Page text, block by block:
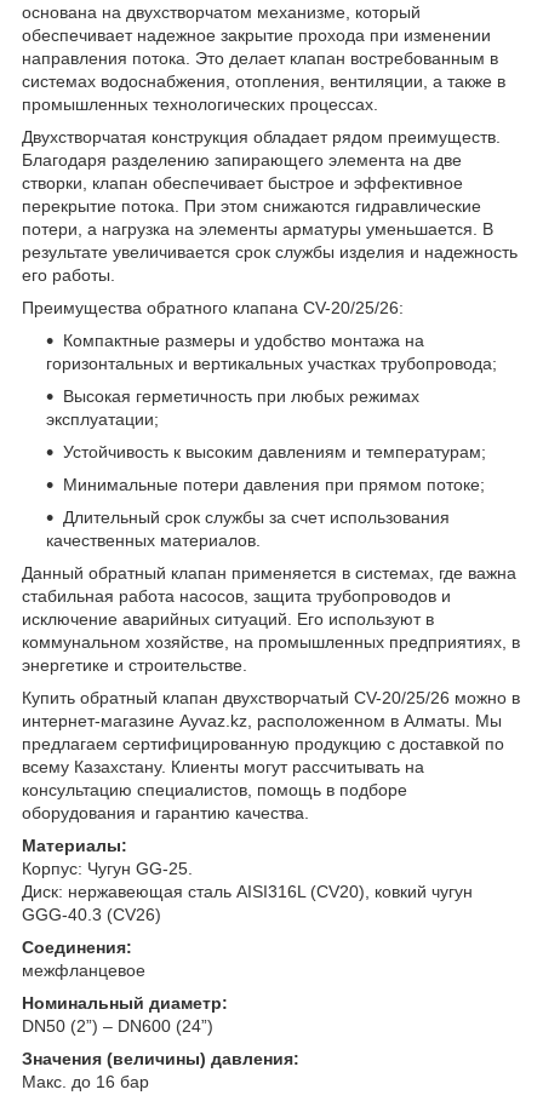
основана на двухстворчатом механизме, который
обеспечивает надежное закрытие прохода при изменении
направления потока. Это делает клапан востребованным в
системах водоснабжения, отопления, вентиляции, а также в
промышленных технологических процессах.
Двухстворчатая конструкция обладает рядом преимуществ.
Благодаря разделению запирающего элемента на две
створки, клапан обеспечивает быстрое и эффективное
перекрытие потока. При этом снижаются гидравлические
потери, а нагрузка на элементы арматуры уменьшается. В
результате увеличивается срок службы изделия и надежность
его работы.
Преимущества обратного клапана CV-20/25/26:
Компактные размеры и удобство монтажа на
горизонтальных и вертикальных участках трубопровода;
Высокая герметичность при любых режимах
эксплуатации;
Устойчивость к высоким давлениям и температурам;
Минимальные потери давления при прямом потоке;
Длительный срок службы за счет использования
качественных материалов.
Данный обратный клапан применяется в системах, где важна
стабильная работа насосов, защита трубопроводов и
исключение аварийных ситуаций. Его используют в
коммунальном хозяйстве, на промышленных предприятиях, в
энергетике и строительстве.
Купить обратный клапан двухстворчатый CV-20/25/26 можно в
интернет-магазине Ayvaz.kz, расположенном в Алматы. Мы
предлагаем сертифицированную продукцию с доставкой по
всему Казахстану. Клиенты могут рассчитывать на
консультацию специалистов, помощь в подборе
оборудования и гарантию качества.
Материалы:
Корпус: Чугун GG-25.
Диск: нержавеющая сталь AISI316L (CV20), ковкий чугун
GGG-40.3 (CV26)
Соединения:
межфланцевое
Номинальный диаметр:
DN50 (2”) – DN600 (24”)
Значения (величины) давления:
Макс. до 16 бар